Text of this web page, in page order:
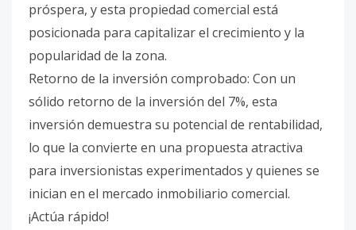
próspera, y esta propiedad comercial está
posicionada para capitalizar el crecimiento y la
popularidad de la zona.
Retorno de la inversión comprobado: Con un
sólido retorno de la inversión del 7%, esta
inversión demuestra su potencial de rentabilidad,
lo que la convierte en una propuesta atractiva
para inversionistas experimentados y quienes se
inician en el mercado inmobiliario comercial.
¡Actúa rápido!